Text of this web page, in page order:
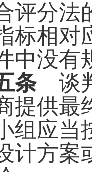
分法的
标相对
没有规
条谈判
提供最
组应当
计方案